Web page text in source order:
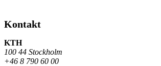
Kontakt
KTH
100 44 Stockholm
+46 8 790 60 00